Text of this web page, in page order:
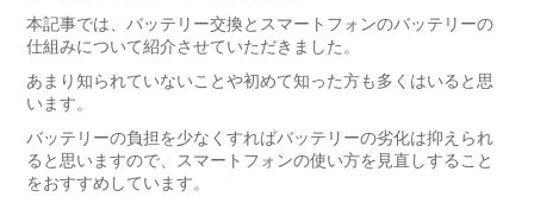
本記事では、バッテリー交換とスマートフォンのバッテリーの
仕組みについて紹介させていただきました。
あまり知られていないことや初めて知った方も多くはいると思
います。
バッテリーの負担を少なくすればバッテリーの劣化は抑えられ
ると思いますので、スマートフォンの使い方を見直しすること
をおすすめしています。